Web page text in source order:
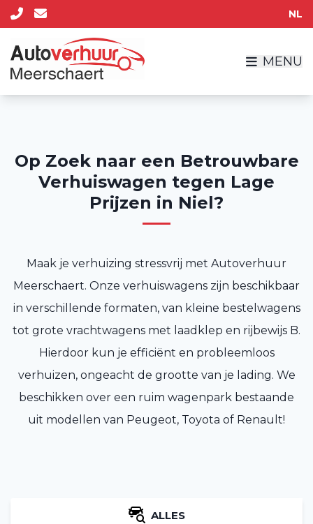
NL
MENU
Op Zoek naar een Betrouwbare
Verhuiswagen tegen Lage
Prijzen in Niel?
Maak je verhuizing stressvrij met Autoverhuur
Meerschaert. Onze verhuiswagens zijn beschikbaar
in verschillende formaten, van kleine bestelwagens
tot grote vrachtwagens met laadklep en rijbewijs B.
Hierdoor kun je efficiënt en probleemloos
verhuizen, ongeacht de grootte van je lading. We
beschikken over een ruim wagenpark bestaande
uit modellen van Peugeot, Toyota of Renault!
ALLES